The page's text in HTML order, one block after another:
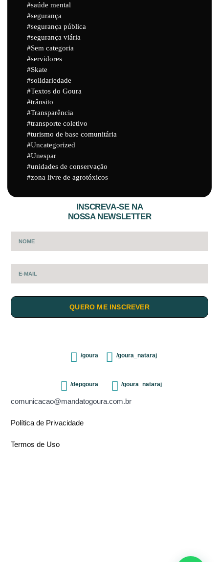
saúde mental
segurança
segurança pública
segurança viária
Sem categoria
servidores
Skate
solidariedade
Textos do Goura
trânsito
Transparência
transporte coletivo
turismo de base comunitária
Uncategorized
Unespar
unidades de conservação
zona livre de agrotóxicos
INSCREVA-SE NA
NOSSA NEWSLETTER
QUERO ME INSCREVER
/goura /goura_nataraj
/depgoura /goura_nataraj
comunicacao@mandatogoura.com.br
Política de Privacidade
Termos de Uso